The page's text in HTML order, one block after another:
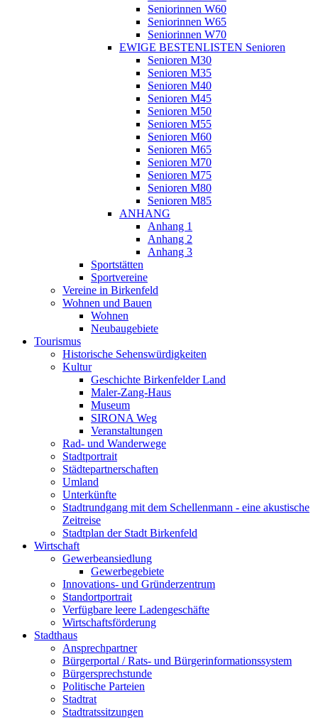
Seniorinnen W60
Seniorinnen W65
Seniorinnen W70
EWIGE BESTENLISTEN Senioren
Senioren M30
Senioren M35
Senioren M40
Senioren M45
Senioren M50
Senioren M55
Senioren M60
Senioren M65
Senioren M70
Senioren M75
Senioren M80
Senioren M85
ANHANG
Anhang 1
Anhang 2
Anhang 3
Sportstätten
Sportvereine
Vereine in Birkenfeld
Wohnen und Bauen
Wohnen
Neubaugebiete
Tourismus
Historische Sehenswürdigkeiten
Kultur
Geschichte Birkenfelder Land
Maler-Zang-Haus
Museum
SIRONA Weg
Veranstaltungen
Rad- und Wanderwege
Stadtportrait
Städtepartnerschaften
Umland
Unterkünfte
Stadtrundgang mit dem Schellenmann - eine akustische
Zeitreise
Stadtplan der Stadt Birkenfeld
Wirtschaft
Gewerbeansiedlung
Gewerbegebiete
Innovations- und Gründerzentrum
Standortportrait
Verfügbare leere Ladengeschäfte
Wirtschaftsförderung
Stadthaus
Ansprechpartner
Bürgerportal / Rats- und Bürgerinformationssystem
Bürgersprechstunde
Politische Parteien
Stadtrat
Stadtratssitzungen